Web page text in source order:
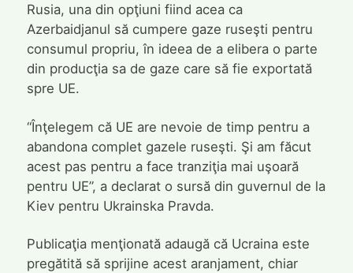
Rusia, una din opţiuni fiind acea ca
Azerbaidjanul să cumpere gaze ruseşti pentru
consumul propriu, în ideea de a elibera o parte
din producţia sa de gaze care să fie exportată
spre UE.
“Înţelegem că UE are nevoie de timp pentru a
abandona complet gazele ruseşti. Şi am făcut
acest pas pentru a face tranziţia mai uşoară
pentru UE”, a declarat o sursă din guvernul de la
Kiev pentru Ukrainska Pravda.
Publicaţia menţionată adaugă că Ucraina este
pregătită să sprijine acest aranjament, chiar